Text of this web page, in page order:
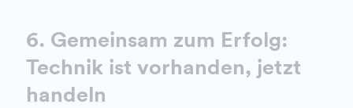
6. Gemeinsam zum Erfolg:
Technik ist vorhanden, jetzt
handeln